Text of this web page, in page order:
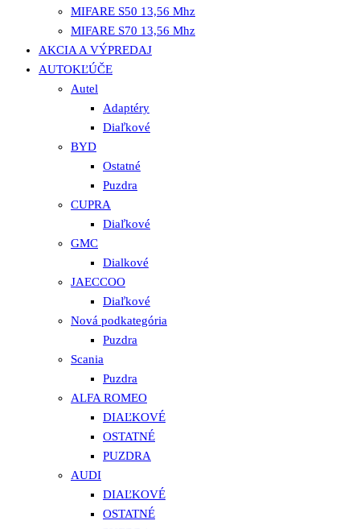
MIFARE S50 13,56 Mhz
MIFARE S70 13,56 Mhz
AKCIA A VÝPREDAJ
AUTOKĽÚČE
Autel
Adaptéry
Diaľkové
BYD
Ostatné
Puzdra
CUPRA
Diaľkové
GMC
Dialkové
JAECCOO
Diaľkové
Nová podkategória
Puzdra
Scania
Puzdra
ALFA ROMEO
DIAĽKOVÉ
OSTATNÉ
PUZDRA
AUDI
DIAĽKOVÉ
OSTATNÉ